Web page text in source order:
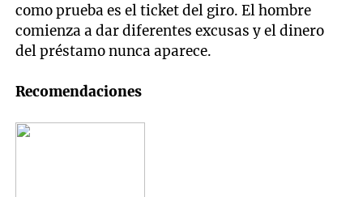
como prueba es el ticket del giro. El hombre
comienza a dar diferentes excusas y el dinero
del préstamo nunca aparece.
Recomendaciones